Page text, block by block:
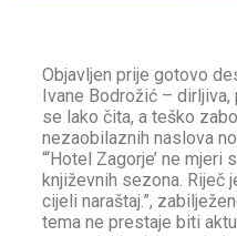
Objavljen prije gotovo
Ivane Bodrožić –
se lako čita, a teško
nezaobilaznih naslova
“‘Hotel Zagorje’ ne
književnih sezona. Riječ
cijeli naraštaj.”,
tema ne prestaje biti